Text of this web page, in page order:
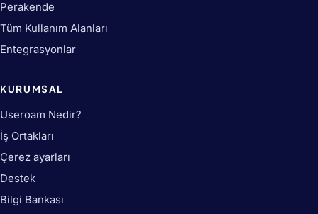
Perakende
Tüm Kullanım Alanları
Entegrasyonlar
KURUMSAL
Useroam Nedir?
İş Ortakları
Çerez ayarları
Destek
Bilgi Bankası